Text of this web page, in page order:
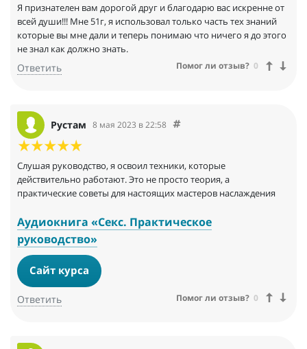
Я признателен вам дорогой друг и благодарю вас искренне от
всей души!!! Мне 51г, я использовал только часть тех знаний
которые вы мне дали и теперь понимаю что ничего я до этого
не знал как должно знать.
Ответить Помог ли отзыв? 0
Рустам 8 мая 2023 в 22:58
Слушая руководство, я освоил техники, которые
действительно работают. Это не просто теория, а
практические советы для настоящих мастеров наслаждения
Аудиокнига «Секс. Практическое
руководство»
Сайт курса
Ответить Помог ли отзыв? 0